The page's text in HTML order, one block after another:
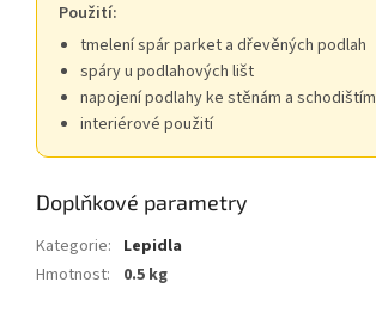
Použití:
tmelení spár parket a dřevěných podlah
spáry u podlahových lišt
napojení podlahy ke stěnám a schodištím
interiérové použití
Doplňkové parametry
Kategorie: Lepidla
Hmotnost: 0.5 kg